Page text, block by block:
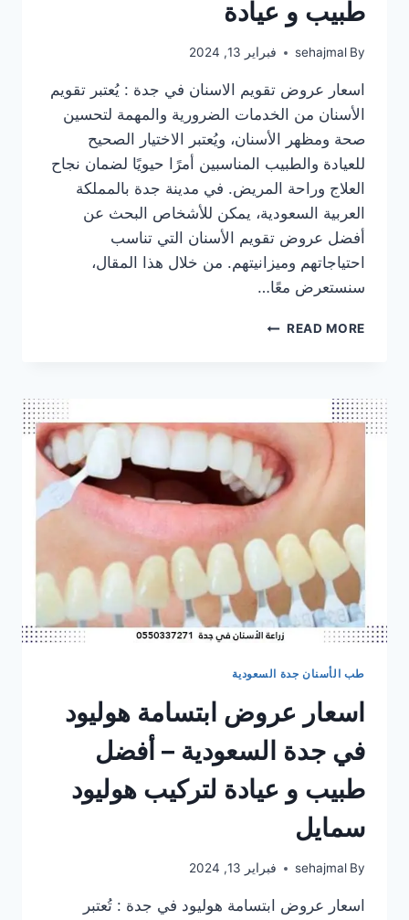
طبيب و عيادة
By
sehajmal فبراير 13, 2024
اسعار عروض تقويم الاسنان في جدة : يُعتبر تقويم
الأسنان من الخدمات الضرورية والمهمة لتحسين
صحة ومظهر الأسنان، ويُعتبر الاختيار الصحيح
للعيادة والطبيب المناسبين أمرًا حيويًا لضمان نجاح
العلاج وراحة المريض. في مدينة جدة بالمملكة
العربية السعودية، يمكن للأشخاص البحث عن
أفضل عروض تقويم الأسنان التي تناسب
احتياجاتهم وميزانيتهم. من خلال هذا المقال،
سنستعرض معًا…
READ MOREاسعار
جدة
السعودية
–
أفضل
طبيب
عيادة
طب الأسنان جدة السعودية
اسعار عروض ابتسامة هوليود
في جدة السعودية – أفضل
طبيب و عيادة لتركيب هوليود
سمايل
By
sehajmal فبراير 13, 2024
اسعار عروض ابتسامة هوليود في جدة : تُعتبر